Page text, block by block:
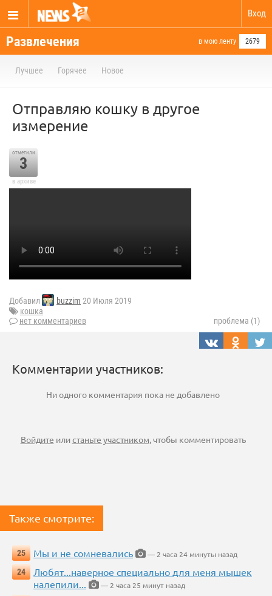
Вход
Развлечения в мою ленту 2679
Лучшее Горячее Новое
Отправляю кошку в другое
измерение
отметили
3
в архиве
Добавил buzzim 20 Июля 2019
кошка
нет комментариев
проблема (1)
Комментарии участников:
Ни одного комментария пока не добавлено
Войдите илистаньте участником, чтобы комментировать
Также смотрите:
25 Мы и не сомневались
— 2 часа 24 минуты назад
24
Любят...наверное специально для меня мышек
налепили...
— 2 часа 25 минут назад